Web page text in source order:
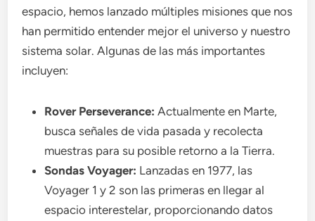
espacio, hemos lanzado múltiples misiones que nos
han permitido entender mejor el universo y nuestro
sistema solar. Algunas de las más importantes
incluyen:
Rover Perseverance: Actualmente en Marte,
busca señales de vida pasada y recolecta
muestras para su posible retorno a la Tierra.
Sondas Voyager: Lanzadas en 1977, las
Voyager 1 y 2 son las primeras en llegar al
espacio interestelar, proporcionando datos